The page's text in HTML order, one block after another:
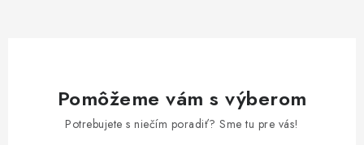
Pomôžeme vám s výberom
Potrebujete s niečím poradiť? Sme tu pre vás!